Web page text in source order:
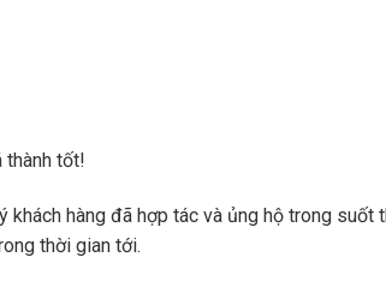
thành tốt!
khách hàng đã hợp tác và ủng hộ trong
thời gian tới.